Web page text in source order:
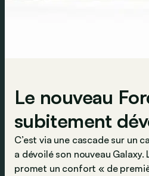
Le nouveau
subitement
C’est via une cascade sur un
a dévoilé son nouveau
promet un confort « de